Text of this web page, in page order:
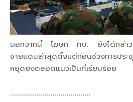
นอกจากนี้ โฆษก ทบ. ยังได้กล่าว
ชายแดนล่าสุดตั้งแต่ก่อนช่วงการป
หยุดยิงตลอดแนวเป็นที่เรียบร้อย
........................................